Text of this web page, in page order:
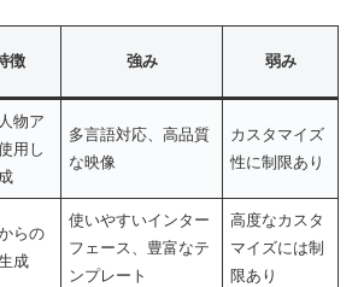
徴 強み 弱み
物ア
用し
多言語対応、高品質
な映像
カスタマイズ
性に制限あり
らの
成
使いやすいインター
フェース、豊富なテ
ンプレート
高度なカスタ
マイズには制
限あり